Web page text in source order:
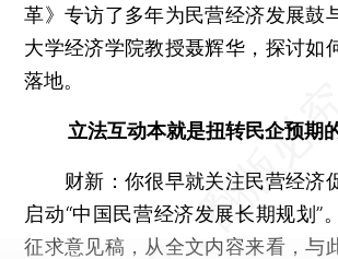
革》专访了多年为民营经济发展鼓
大学经济学院教授聂辉华，探讨如
落地。
立法互动本就是扭转民企预期
财新：你很早就关注民营经济
启动“中国民营经济发展长期规划”
征求意见稿，从全文内容来看，与